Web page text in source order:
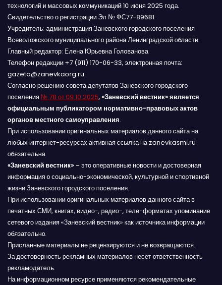
технологий и массовых коммуникаций 10 июня 2025 года.
Свидетельство о регистрации Эл № ФС77-89681.
Учредитель: администрация Заневского городского поселения
Всеволожского муниципального района Ленинградской области.
Главный редактор: Елена Юрьевна Голованова.
Телефон редакции +7 (911) 170-06-33, электронная почта:
gazeta@zanevkaorg.ru
Согласно решению совета депутатов Заневского городского
поселения № 78 от 09.10.2025, «Заневский вестник» является
официальным публикатором нормативно-правовых актов
органов местного самоуправления.
При использовании оригинальных материалов данного сайта на
любых интернет-ресурсах активная ссылка на zanevkasmi.ru
обязательна.
«Заневский вестник» – это оперативные новости и достоверная
информация о социально-экономической, культурной и спортивной
жизни Заневского городского поселения.
При использовании оригинальных материалов данного сайта в
печатных СМИ, книгах, видео-, радио-, теле-форматах упоминание
сетевого издания «Заневский вестник» как источника информации
обязательно.
Присланные материалы не рецензируются и не возвращаются.
За достоверность рекламных материалов несет ответственность
рекламодатель.
На информационном ресурсе применяются рекомендательные